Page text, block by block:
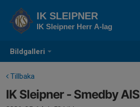
Bildgalleri
IK SLEIPNER
IK Sleipner Herr A-lag
Tillbaka
IK Sleipner - Smedby AIS